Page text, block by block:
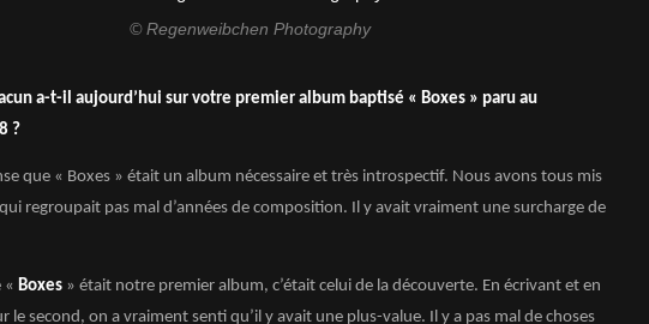
© Regenweibchen Photography
a-t-il aujourd’hui sur votre premier album baptisé « Boxes » paru au
?
que « Boxes » était un album nécessaire et très introspectif. Nous avons tous mis
regroupait pas mal d’années de composition. Il y avait vraiment une surcharge de
« Boxes » était notre premier album, c’était celui de la découverte. En écrivant et en
le second, on a vraiment senti qu’il y avait une plus-value. Il y a pas mal de choses